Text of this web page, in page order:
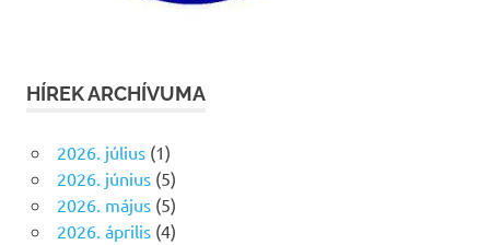
HÍREK ARCHÍVUMA
2026. július(1)
2026. június(5)
2026. május(5)
2026. április(4)